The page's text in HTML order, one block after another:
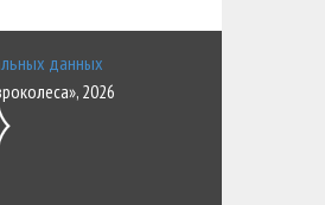
данных
2026